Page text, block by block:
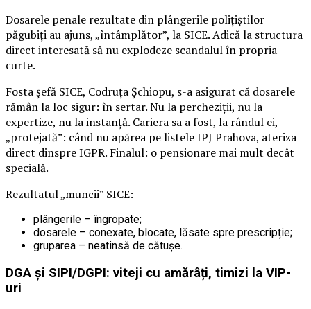
Dosarele penale rezultate din plângerile polițiștilor
păgubiți au ajuns, „întâmplător”, la SICE. Adică la structura
direct interesată să nu explodeze scandalul în propria
curte.
Fosta șefă SICE, Codruța Șchiopu, s-a asigurat că dosarele
rămân la loc sigur: în sertar. Nu la percheziții, nu la
expertize, nu la instanță. Cariera sa a fost, la rândul ei,
„protejată”: când nu apărea pe listele IPJ Prahova, ateriza
direct dinspre IGPR. Finalul: o pensionare mai mult decât
specială.
Rezultatul „muncii” SICE:
plângerile – îngropate;
dosarele – conexate, blocate, lăsate spre prescripție;
gruparea – neatinsă de cătușe.
DGA și SIPI/DGPI: viteji cu amărâți, timizi la VIP-
uri